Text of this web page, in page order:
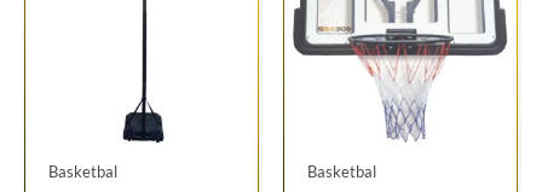
Basketbal Basketbal